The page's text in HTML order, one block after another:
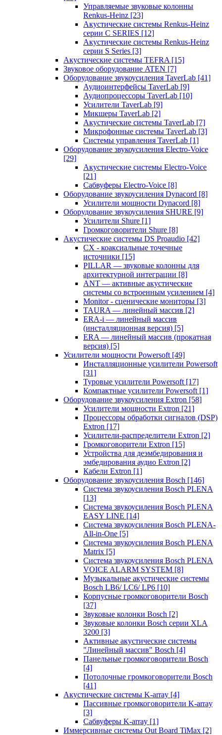
Управляемые звуковые колонны
Renkus-Heinz [23]
Акустические системы Renkus-Heinz
серии C SERIES [12]
Акустические системы Renkus-Heinz
серии S Series [3]
Акустические системы TEFRA [15]
Звуковое оборудование ATEN [7]
Оборудование звукоусиления TaverLab [41]
Аудиоинтерфейсы TaverLab [9]
Аудиопроцессоры TaverLab [10]
Усилители TaverLab [9]
Микшеры TaverLab [2]
Акустические системы TaverLab [7]
Микрофонные системы TaverLab [3]
Системы управления TaverLab [1]
Оборудование звукоусиления Electro-Voice
[29]
Акустические системы Electro-Voice
[21]
Сабвуферы Electro-Voice [8]
Оборудование звукоусиления Dynacord [8]
Усилители мощности Dynacord [8]
Оборудование звукоусиления SHURE [9]
Усилители Shure [1]
Громкоговорители Shure [8]
Акустические системы DS Proaudio [42]
CX - коаксиальные точечные
источники [15]
PILLAR — звуковые колонны для
архитектурной интеграции [8]
ANT — активные акустические
системы со встроенным усилением [4]
Monitor - сценические мониторы [3]
TAURA — линейный массив [2]
ERA-i — линейный массив
(инсталляционная версия) [5]
ERA — линейный массив (прокатная
версия) [5]
Усилители мощности Powersoft [49]
Инсталляционные усилители Powersoft
[31]
Туровые усилители Powersoft [17]
Компактные усилители Powersoft [1]
Оборудование звукоусиления Extron [58]
Усилители мощности Extron [21]
Процессоры обработки сигналов (DSP)
Extron [17]
Усилители-распределители Extron [2]
Громкоговорители Extron [15]
Устройства для деэмбедирования и
эмбедирования аудио Extron [2]
Кабели Extron [1]
Оборудование звукоусиления Bosch [146]
Система звукоусиления Bosch PLENA
[13]
Система звукоусиления Bosch PLENA
EASY LINE [14]
Система звукоусиления Bosch PLENA-
All-in-One [5]
Система звукоусиления Bosch PLENA
Matrix [5]
Система звукоусиления Bosch PLENA
VOICE ALARM SYSTEM [8]
Музыкальные акустические системы
Bosch LB6/ LC6/ LP6 [10]
Корпусные громкоговорители Bosch
[37]
Звуковые колонки Bosch [2]
Звуковые колонки Bosch серии XLA
3200 [3]
Активные акустические системы
"Линейный массив" Bosch [4]
Панельные громкоговорители Bosch
[4]
Потолочные громкоговорители Bosch
[41]
Акустические системы K-array [4]
Пассивные громкоговорители K-array
[3]
Сабвуферы K-array [1]
Иммерсивные системы Out Board TiMax [2]